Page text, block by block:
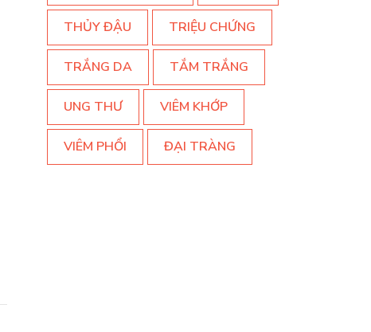
THỦY ĐẬU TRIỆU CHỨNG
TRẮNG DA TẮM TRẮNG
UNG THƯ VIÊM KHỚP
VIÊM PHỔI ĐẠI TRÀNG